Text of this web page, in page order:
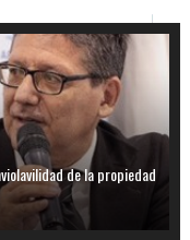
de la propiedad